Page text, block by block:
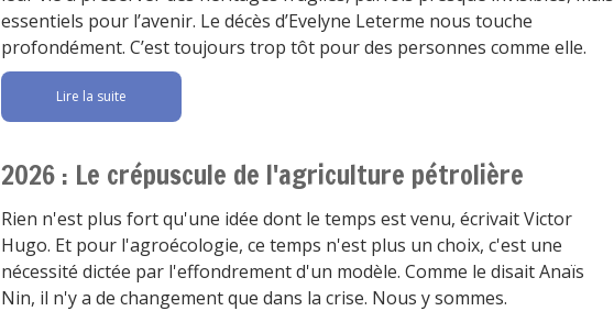
essentiels pour l’avenir. Le décès d’Evelyne Leterme nous touche
profondément. C’est toujours trop tôt pour des personnes comme elle.
Lire la suite
2026 : Le crépuscule de l'agriculture pétrolière
Rien n'est plus fort qu'une idée dont le temps est venu, écrivait Victor
Hugo. Et pour l'agroécologie, ce temps n'est plus un choix, c'est une
nécessité dictée par l'effondrement d'un modèle. Comme le disait Anaïs
Nin, il n'y a de changement que dans la crise. Nous y sommes.